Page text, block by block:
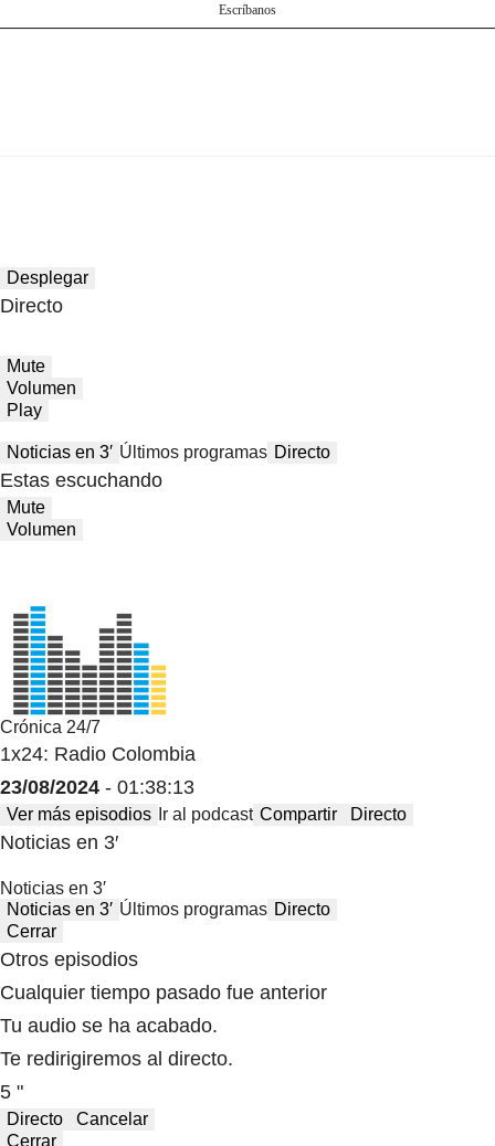
Escríbanos
Desplegar
Directo
Mute
Volumen
Play
Noticias en 3′ Últimos programas Directo
Estas escuchando
Mute
Volumen
Crónica 24/7
1x24: Radio Colombia
23/08/2024 - 01:38:13
Ver más episodios Ir al podcast Compartir Directo
Noticias en 3′
Noticias en 3′
Noticias en 3′ Últimos programas Directo
Cerrar
Otros episodios
Cualquier tiempo pasado fue anterior
Tu audio se ha acabado.
Te redirigiremos al directo.
5 "
Directo
Cancelar
Cerrar